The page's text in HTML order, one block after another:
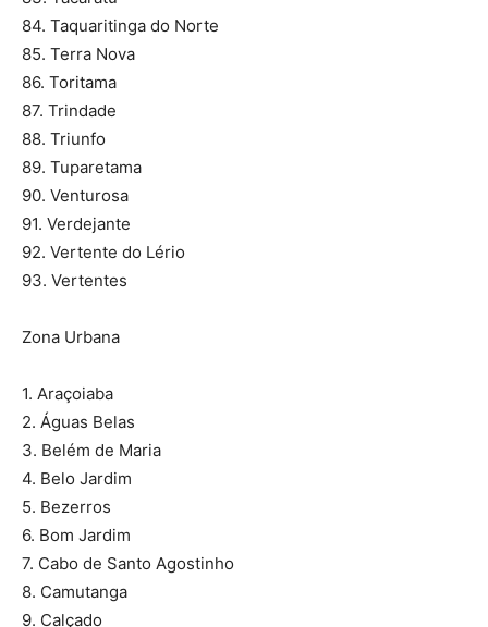
84. Taquaritinga do Norte
85. Terra Nova
86. Toritama
87. Trindade
88. Triunfo
89. Tuparetama
90. Venturosa
91. Verdejante
92. Vertente do Lério
93. Vertentes
Zona Urbana
1. Araçoiaba
2. Águas Belas
3. Belém de Maria
4. Belo Jardim
5. Bezerros
6. Bom Jardim
7. Cabo de Santo Agostinho
8. Camutanga
9. Calçado